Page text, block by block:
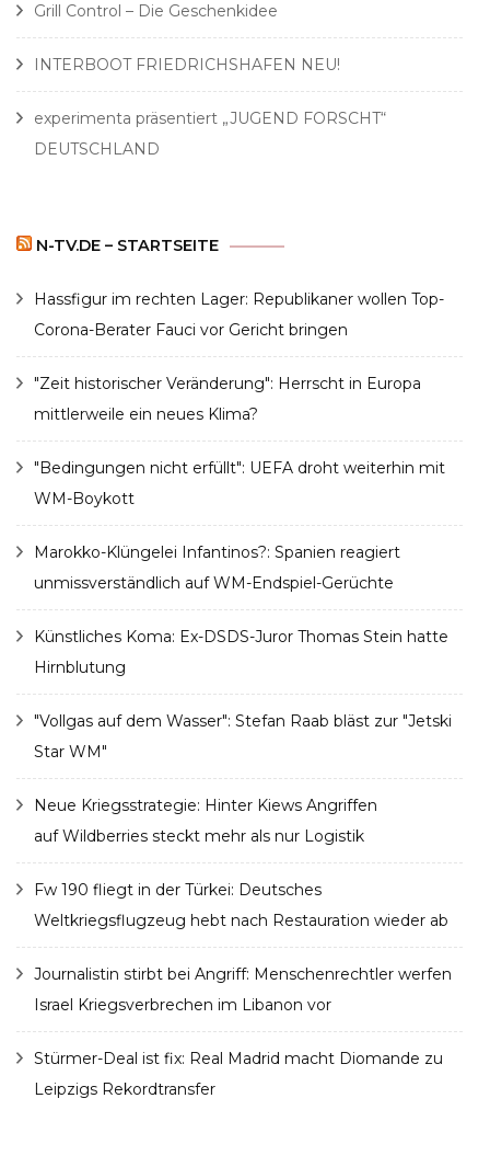
Grill Control – Die Geschenkidee
INTERBOOT FRIEDRICHSHAFEN NEU!
experimenta präsentiert „JUGEND FORSCHT“
DEUTSCHLAND
N-TV.DE – STARTSEITE
Hassfigur im rechten Lager: Republikaner wollen Top-
Corona-Berater Fauci vor Gericht bringen
"Zeit historischer Veränderung": Herrscht in Europa
mittlerweile ein neues Klima?
"Bedingungen nicht erfüllt": UEFA droht weiterhin mit
WM-Boykott
Marokko-Klüngelei Infantinos?: Spanien reagiert
unmissverständlich auf WM-Endspiel-Gerüchte
Künstliches Koma: Ex-DSDS-Juror Thomas Stein hatte
Hirnblutung
"Vollgas auf dem Wasser": Stefan Raab bläst zur "Jetski
Star WM"
Neue Kriegsstrategie: Hinter Kiews Angriffen
auf Wildberries steckt mehr als nur Logistik
Fw 190 fliegt in der Türkei: Deutsches
Weltkriegsflugzeug hebt nach Restauration wieder ab
Journalistin stirbt bei Angriff: Menschenrechtler werfen
Israel Kriegsverbrechen im Libanon vor
Stürmer-Deal ist fix: Real Madrid macht Diomande zu
Leipzigs Rekordtransfer